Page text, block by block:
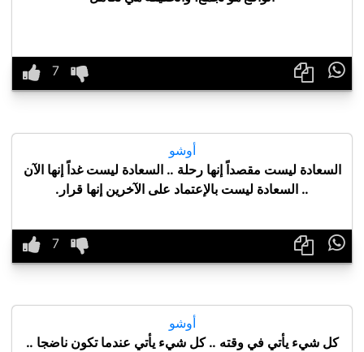

أوشو
السعادة ليست مقصداً إنها رحلة .. السعادة ليست غداً إنها الآن
.. السعادة ليست باﻹعتماد على اﻵخرين إنها قرار.

أوشو
كل شيء يأتي في وقته .. كل شيء يأتي عندما تكون ناضجا ..